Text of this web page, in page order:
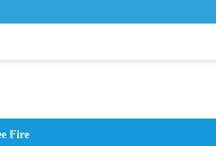
Murah di Zona Topup
Fire